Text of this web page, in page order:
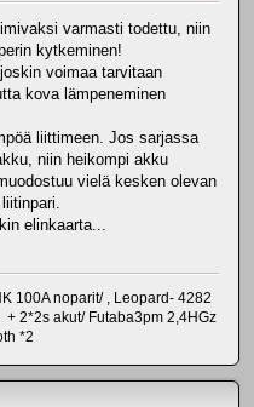
varmasti todettu, niin
kytkeminen!
voimaa tarvitaan
kova lämpeneminen
liittimeen. Jos sarjassa
niin heikompi akku
vielä kesken olevan
elinkaarta...
100A noparit/ , Leopard- 4282
2*2s akut/ Futaba3pm 2,4HGz
*2